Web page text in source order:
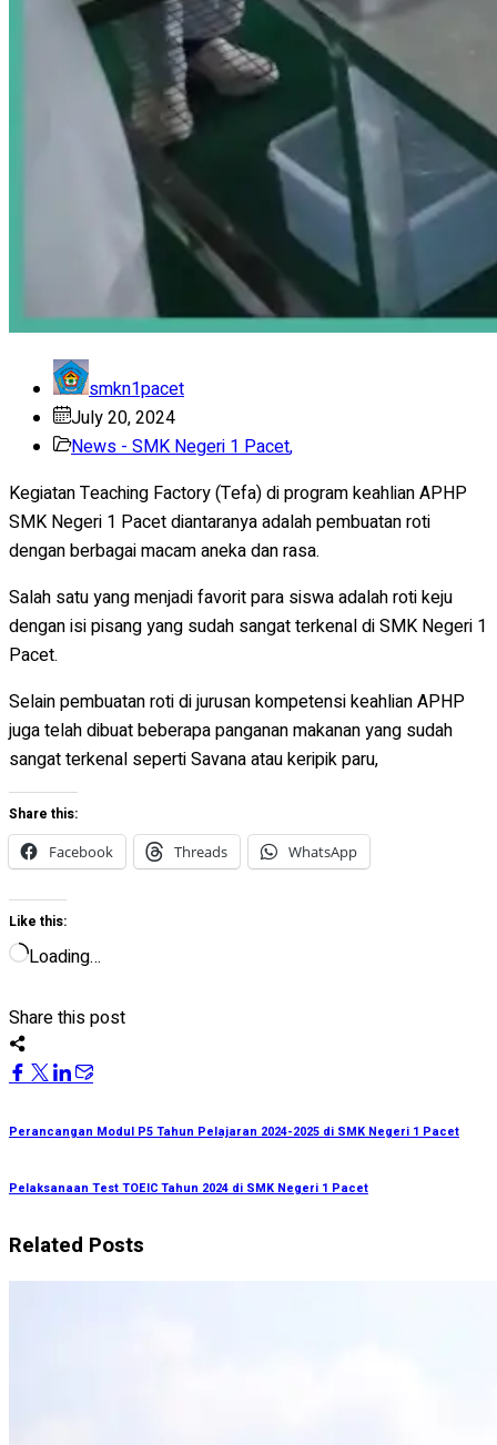
smkn1pacet
July 20, 2024
News - SMK Negeri 1 Pacet,
Kegiatan Teaching Factory (Tefa) di program keahlian APHP
SMK Negeri 1 Pacet diantaranya adalah pembuatan roti
dengan berbagai macam aneka dan rasa.
Salah satu yang menjadi favorit para siswa adalah roti keju
dengan isi pisang yang sudah sangat terkenal di SMK Negeri 1
Pacet.
Selain pembuatan roti di jurusan kompetensi keahlian APHP
juga telah dibuat beberapa panganan makanan yang sudah
sangat terkenal seperti Savana atau keripik paru,
Share this:
Facebook
Threads WhatsApp
Like this:
Loading…
Share this post
Perancangan Modul P5 Tahun Pelajaran 2024-2025 di SMK Negeri 1 Pacet
Pelaksanaan Test TOEIC Tahun 2024 di SMK Negeri 1 Pacet
Related Posts